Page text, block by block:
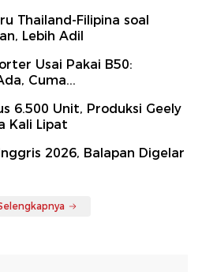
Thailand-Filipina soal
Lebih Adil
Usai Pakai B50:
Cuma...
6.500 Unit, Produksi Geely
Kali Lipat
2026, Balapan Digelar